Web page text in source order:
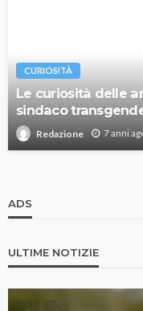
CURIOSITÀ
Le curiosità delle
sindaco
Redazione 7 anni
ADS
ULTIME NOTIZIE